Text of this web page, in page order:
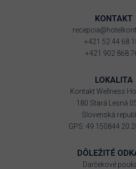
KONTAKT
+421 52 44 68
+421 902 868
LOKALITA
Kontakt Wellness
180 Stará Lesná
Slovenská
GPS: 49.150844
DÔLEŽITÉ
Darčekové